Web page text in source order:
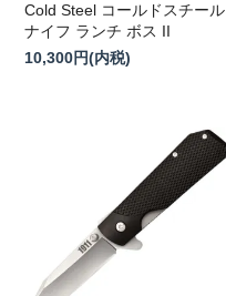
Cold Steel コールドスチール
ナイフ ランチ ボス II
10,300円(内税)